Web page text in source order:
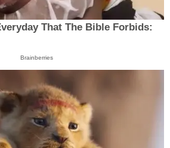
That The Bible Forbids:
Brainberries